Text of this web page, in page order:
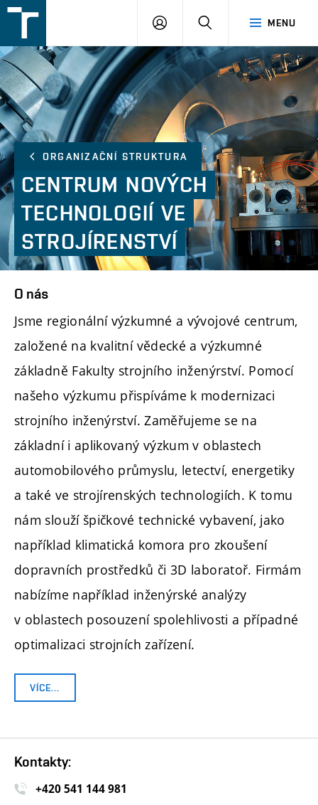
v
Brně
MENU
PŘIHLÁŠENÍ
ORGANIZAČNÍ STRUKTURA
CENTRUM NOVÝCH
TECHNOLOGIÍ VE
STROJÍRENSTVÍ
O nás
Jsme regionální výzkumné a vývojové centrum,
založené na kvalitní vědecké a výzkumné
základně Fakulty strojního inženýrství. Pomocí
našeho výzkumu přispíváme k modernizaci
strojního inženýrství. Zaměřujeme se na
základní i aplikovaný výzkum v oblastech
automobilového průmyslu, letectví, energetiky
a také ve strojírenských technologiích. K tomu
nám slouží špičkové technické vybavení, jako
například klimatická komora pro zkoušení
dopravních prostředků či 3D laboratoř. Firmám
nabízíme například inženýrské analýzy
v oblastech posouzení spolehlivosti a případné
optimalizaci strojních zařízení.
VÍCE…
Kontakty:
+420 541 144 981